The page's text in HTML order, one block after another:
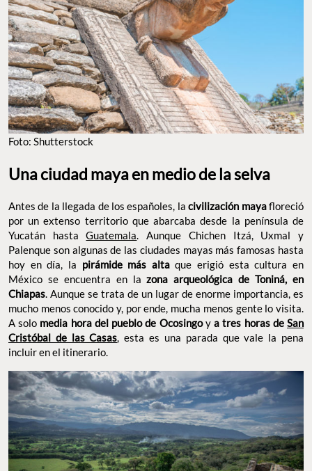
Foto: Shutterstock
Una ciudad maya en medio de la selva
Antes de la llegada de los españoles, lacivilización mayafloreció
por un extenso territorio que abarcaba desde la península de
Yucatán hastaGuatemala. Aunque Chichen Itzá, Uxmal y
Palenque son algunas de las ciudades mayas más famosas hasta
hoy en día, la pirámide más altaque erigió esta cultura en
México se encuentra en lazona arqueológica de Toniná, en
Chiapas. Aunque se trata de un lugar de enorme importancia, es
mucho menos conocido y, por ende, mucha menos gente lo visita.
A solo media hora del pueblo de Ocosingoya tres horas deSan
Cristóbal de las Casas, esta es una parada que vale la pena
incluir en el itinerario.